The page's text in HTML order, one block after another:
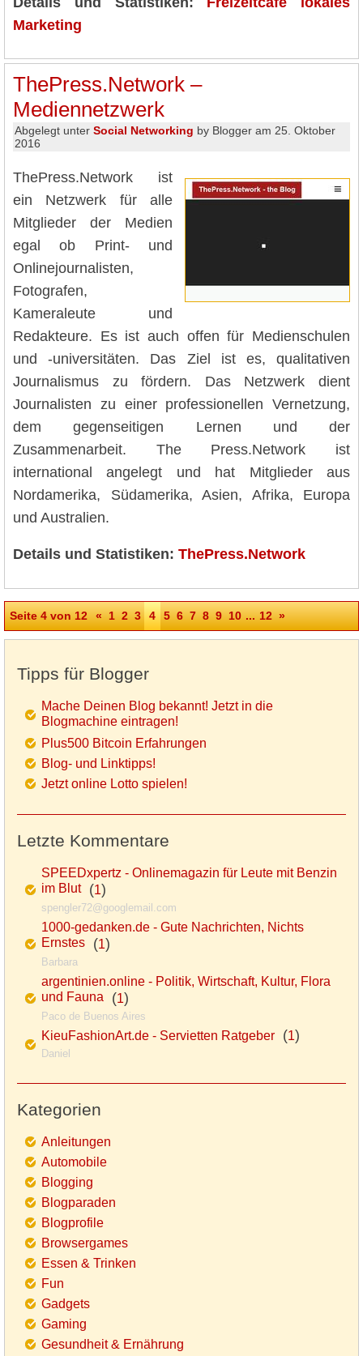
Marketing
ThePress.Network –
Mediennetzwerk
Abgelegt unter Social Networking by Blogger am 25. Oktober
2016
ThePress.Network ist
ein Netzwerk für alle
Mitglieder der Medien
egal ob Print- und
Onlinejournalisten,
Fotografen,
Kameraleute und
Redakteure. Es ist auch offen für Medienschulen
und -universitäten. Das Ziel ist es, qualitativen
Journalismus zu fördern. Das Netzwerk dient
Journalisten zu einer professionellen Vernetzung,
dem gegenseitigen Lernen und der
Zusammenarbeit. The Press.Network ist
international angelegt und hat Mitglieder aus
Nordamerika, Südamerika, Asien, Afrika, Europa
und Australien.
Details und Statistiken: ThePress.Network
Seite 4 von 12 « 1 2 3 4 5 6 7 8 9 10 ... 12 »
Tipps für Blogger
Mache Deinen Blog bekannt! Jetzt in die
Blogmachine eintragen!
Plus500 Bitcoin Erfahrungen
Blog- und Linktipps!
Jetzt online Lotto spielen!
Letzte Kommentare
SPEEDxpertz - Onlinemagazin für Leute mit Benzin
im Blut(1)
spengler72@googlemail.com
1000-gedanken.de - Gute Nachrichten, Nichts
Ernstes (1)
Barbara
argentinien.online - Politik, Wirtschaft, Kultur, Flora
und Fauna (1)
Paco de Buenos Aires
KieuFashionArt.de - Servietten Ratgeber (1)
Daniel
Kategorien
Anleitungen
Automobile
Blogging
Blogparaden
Blogprofile
Browsergames
Essen & Trinken
Fun
Gadgets
Gaming
Gesundheit & Ernährung